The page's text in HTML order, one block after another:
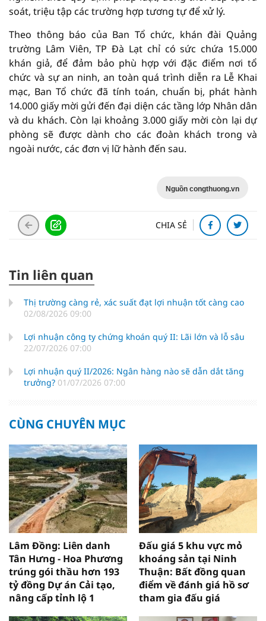
soát, triệu tập các trường hợp tương tự để xử lý.
Theo thông báo của Ban Tổ chức, khán đài Quảng
trường Lâm Viên, TP Đà Lạt chỉ có sức chứa 15.000
khán giả, để đảm bảo phù hợp với đặc điểm nơi tổ
chức và sự an ninh, an toàn quá trình diễn ra Lễ Khai
mạc, Ban Tổ chức đã tính toán, chuẩn bị, phát hành
14.000 giấy mời gửi đến đại diện các tầng lớp Nhân dân
và du khách. Còn lại khoảng 3.000 giấy mời còn lại dự
phòng sẽ được dành cho các đoàn khách trong và
ngoài nước, các đơn vị lữ hành đến sau.
Nguồn congthuong.vn
CHIA SẺ
Tin liên quan
Thị trường càng rẻ, xác suất đạt lợi nhuận tốt càng cao
02/08/2026 09:00
Lợi nhuận công ty chứng khoán quý II: Lãi lớn và lỗ sâu
22/07/2026 07:00
Lợi nhuận quý II/2026: Ngân hàng nào sẽ dẫn dắt tăng
trưởng? 01/07/2026 07:00
CÙNG CHUYÊN MỤC
Lâm Đồng: Liên danh
Tân Hưng - Hoa Phương
trúng gói thầu hơn 193
tỷ đồng Dự án Cải tạo,
nâng cấp tỉnh lộ 1
Đấu giá 5 khu vực mỏ
khoáng sản tại Ninh
Thuận: Bất đồng quan
điểm về đánh giá hồ sơ
tham gia đấu giá